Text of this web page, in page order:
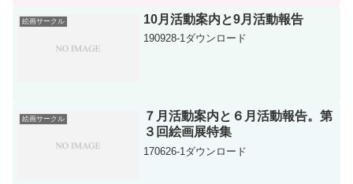
絵画サークル 10月活動案内と9月活動報告
190928-1ダウンロード
絵画サークル
７月活動案内と６月活動報告。第
３回絵画展特集
170626-1ダウンロード